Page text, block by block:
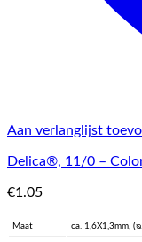
Aan verlanglijst
Delica®, 11/0 –
€1.05
Maat ca. 1,6X1,3mm,